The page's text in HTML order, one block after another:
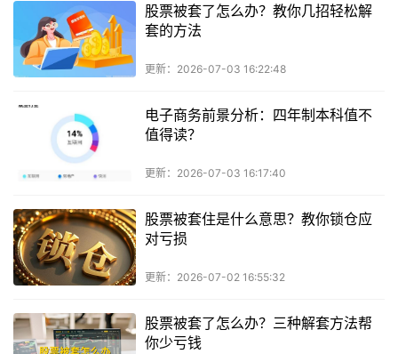
股票被套了怎么办？教你几招轻松解
套的方法
更新：2026-07-03 16:22:48
电子商务前景分析：四年制本科值不
值得读？
更新：2026-07-03 16:17:40
股票被套住是什么意思？教你锁仓应
对亏损
更新：2026-07-02 16:55:32
股票被套了怎么办？三种解套方法帮
你少亏钱